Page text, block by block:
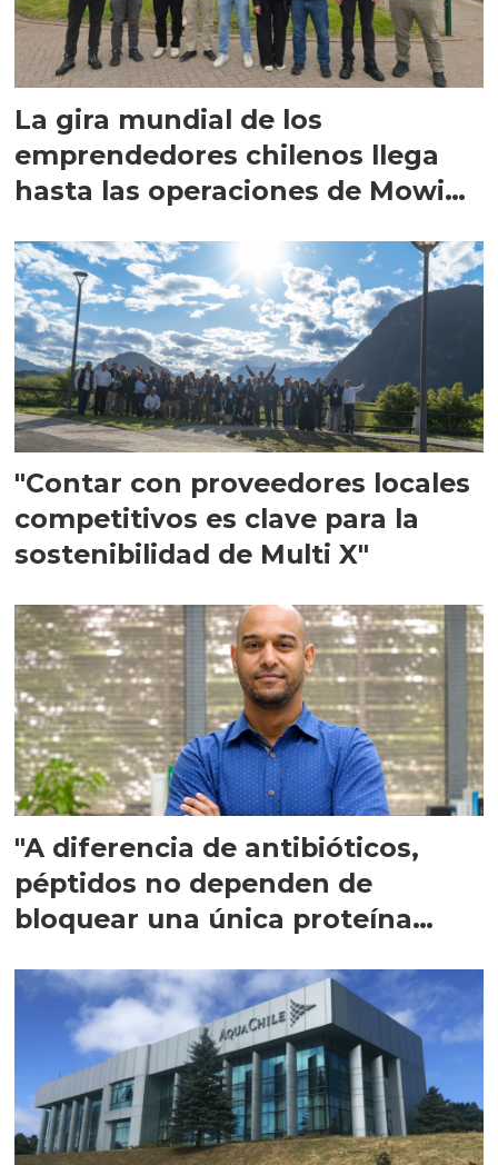
La gira mundial de los
emprendedores chilenos llega
hasta las operaciones de Mowi
"Contar con proveedores locales
competitivos es clave para la
sostenibilidad de Multi X"
"A diferencia de antibióticos,
péptidos no dependen de
bloquear una única proteína